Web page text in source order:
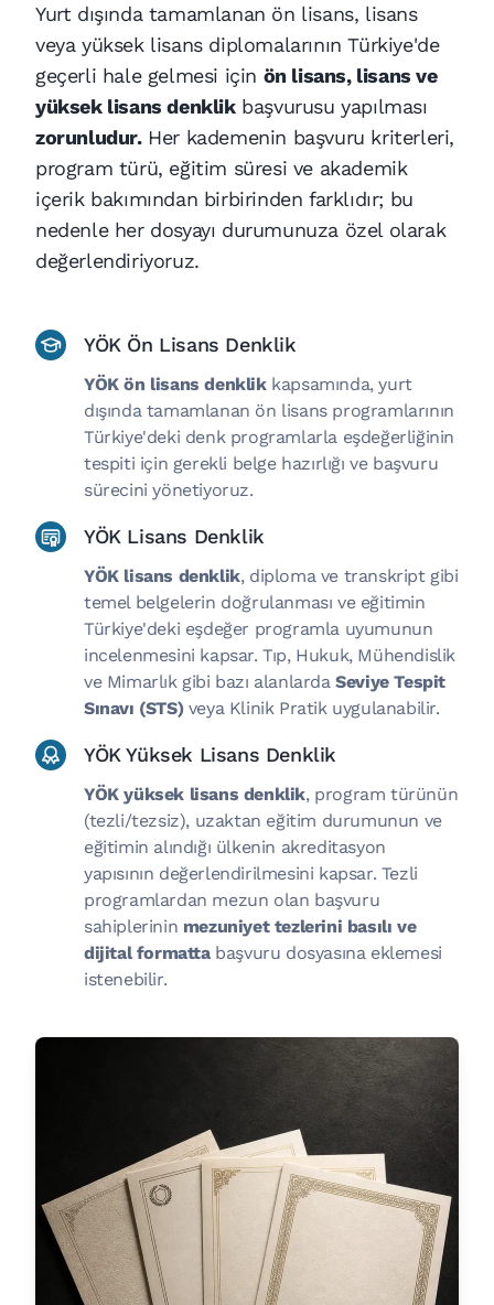
Yurt dışında tamamlanan ön lisans, lisans
veya yüksek lisans diplomalarının Türkiye'de
geçerli hale gelmesi için ön lisans, lisans ve
yüksek lisans denklikbaşvurusu yapılması
zorunludur.Her kademenin başvuru kriterleri,
program türü, eğitim süresi ve akademik
içerik bakımından birbirinden farklıdır; bu
nedenle her dosyayı durumunuza özel olarak
değerlendiriyoruz.
YÖK Ön Lisans Denklik
YÖK ön lisans denklikkapsamında, yurt
dışında tamamlanan ön lisans programlarının
Türkiye'deki denk programlarla eşdeğerliğinin
tespiti için gerekli belge hazırlığı ve başvuru
sürecini yönetiyoruz.
YÖK Lisans Denklik
YÖK lisans denklik, diploma ve transkript gibi
temel belgelerin doğrulanması ve eğitimin
Türkiye'deki eşdeğer programla uyumunun
incelenmesini kapsar. Tıp, Hukuk, Mühendislik
ve Mimarlık gibi bazı alanlardaSeviye Tespit
Sınavı (STS)veya Klinik Pratik uygulanabilir.
YÖK Yüksek Lisans Denklik
YÖK yüksek lisans denklik, program türünün
(tezli/tezsiz), uzaktan eğitim durumunun ve
eğitimin alındığı ülkenin akreditasyon
yapısının değerlendirilmesini kapsar. Tezli
programlardan mezun olan başvuru
sahiplerinin mezuniyet tezlerini basılı ve
dijital formattabaşvuru dosyasına eklemesi
istenebilir.